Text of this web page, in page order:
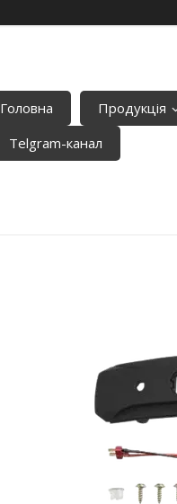
Головна Продукція
Telgram-канал